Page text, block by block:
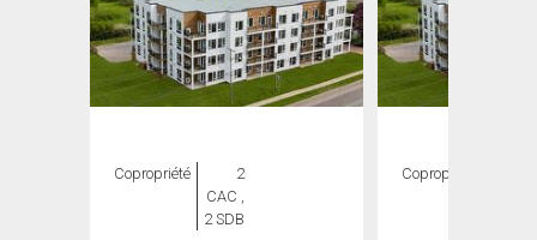
Copropriété
2
CAC ,
2 SDB
Copropriété